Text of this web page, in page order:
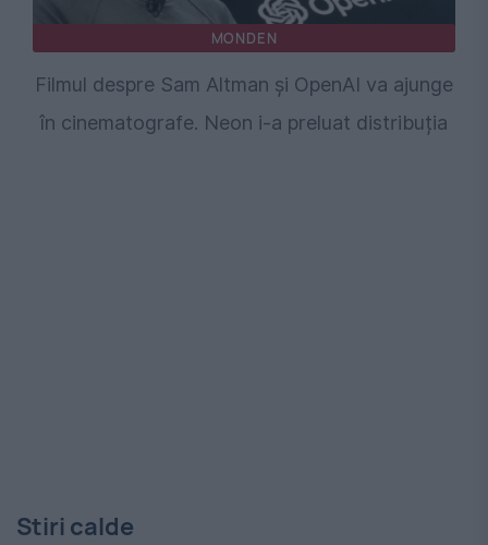
MONDEN
Filmul despre Sam Altman și OpenAI va ajunge
în cinematografe. Neon i-a preluat distribuția
Stiri calde